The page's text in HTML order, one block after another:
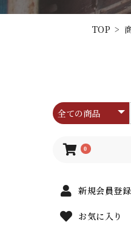
TOP >
0
新規会員登録
お気に入り